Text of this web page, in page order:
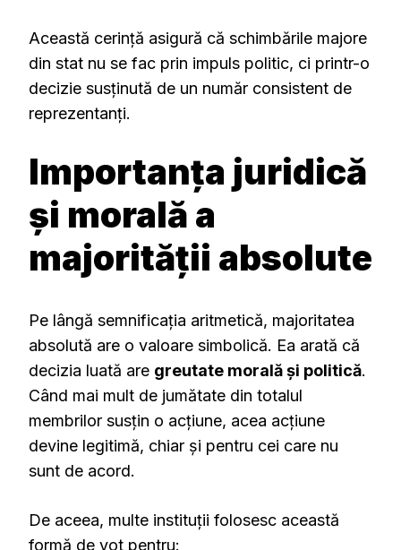
Această cerință asigură că schimbările majore
din stat nu se fac prin impuls politic, ci printr-o
decizie susținută de un număr consistent de
reprezentanți.
Importanța juridică
și morală a
majorității absolute
Pe lângă semnificația aritmetică, majoritatea
absolută are o valoare simbolică. Ea arată că
decizia luată are greutate morală și politică.
Când mai mult de jumătate din totalul
membrilor susțin o acțiune, acea acțiune
devine legitimă, chiar și pentru cei care nu
sunt de acord.
De aceea, multe instituții folosesc această
formă de vot pentru: